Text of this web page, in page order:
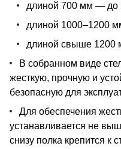
длиной 700 мм — до
длиной 1000–1200
длиной свыше 1200
В собранном виде
жесткую, прочную и
безопасную для
Для обеспечения
устанавливается не
снизу полка крепится к